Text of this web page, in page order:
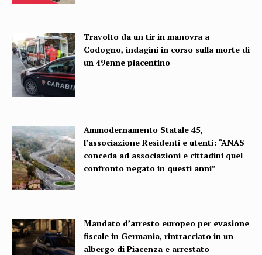
Travolto da un tir in manovra a
Codogno, indagini in corso sulla morte di
un 49enne piacentino
Ammodernamento Statale 45,
l’associazione Residenti e utenti: “ANAS
conceda ad associazioni e cittadini quel
confronto negato in questi anni”
Mandato d’arresto europeo per evasione
fiscale in Germania, rintracciato in un
albergo di Piacenza e arrestato